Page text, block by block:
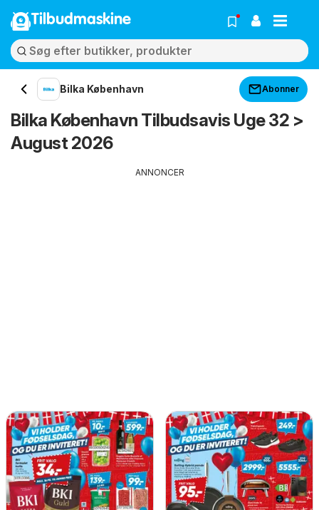
Tilbudmaskine
Bilka København Abonner
Bilka København Tilbudsavis Uge 32 >
August 2026
ANNONCER